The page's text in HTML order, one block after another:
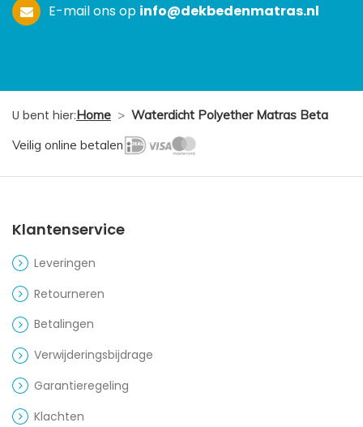
E-mail ons op info@dekbedenmatras.nl
U bent hier:Home > Waterdicht Polyether Matras Beta
Veilig online betalen
Klantenservice
Leveringen
Retourneren
Betalingen
Verwijderingsbijdrage
Garantieregeling
Klachten